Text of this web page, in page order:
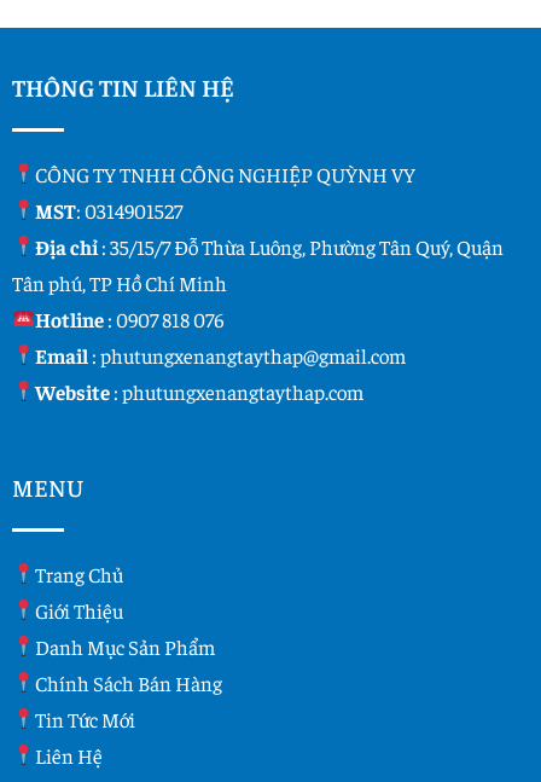
THÔNG TIN LIÊN HỆ
CÔNG TY TNHH CÔNG NGHIỆP QUỲNH VY
MST: 0314901527
Địa chỉ: 35/15/7 Đỗ Thừa Luông, Phường Tân Quý, Quận
Tân phú, TP Hồ Chí Minh
Hotline:0907 818 076
Email :phutungxenangtaythap@gmail.com
Website:phutungxenangtaythap.com
MENU
Trang Chủ
Giới Thiệu
Danh Mục Sản Phẩm
Chính Sách Bán Hàng
Tin Tức Mới
Liên Hệ